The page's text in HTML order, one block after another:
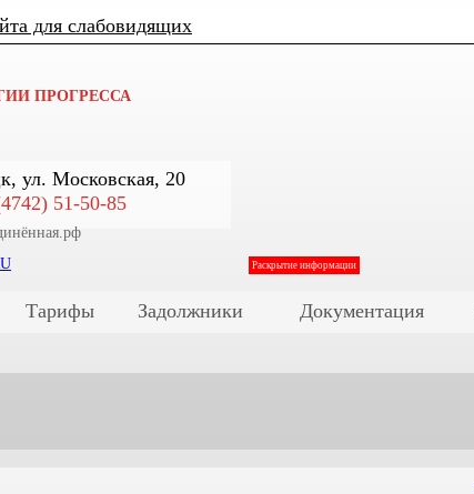
для слабовидящих
ПРОГРЕССА
ул. Московская, 20
51-50-85
Раскрытие информации
Тарифы Задолжники Документация